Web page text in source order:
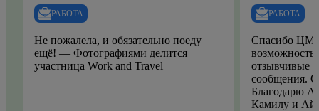
РАБОТА
Не пожалела, и обязательно поеду
ещё! — Фотографиями делится
участница Work and Travel
РАБОТА
Спасибо ЦМО
отзывчивые
сообщения.
Благодарю
Камилу и